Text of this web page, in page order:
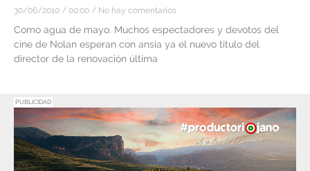
30/06/2010 00:00 No hay comentarios
Como agua de mayo. Muchos espectadores y devotos del
cine de Nolan esperan con ansia ya el nuevo título del
director de la renovación última
PUBLICIDAD